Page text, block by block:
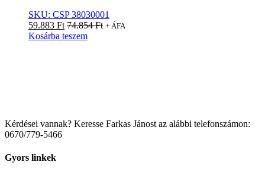
SKU: CSP 38030001
59.883 Ft 74.854Ft + ÁFA
Kosárba teszem
Kérdései vannak? Keresse Farkas Jánost az alábbi telefonszámon:
0670/779-5466
Gyors linkek